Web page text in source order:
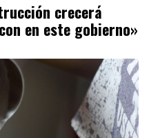
crecerá
en este gobierno»